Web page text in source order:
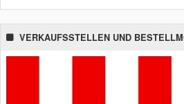
VERKAUFSSTELLEN UND